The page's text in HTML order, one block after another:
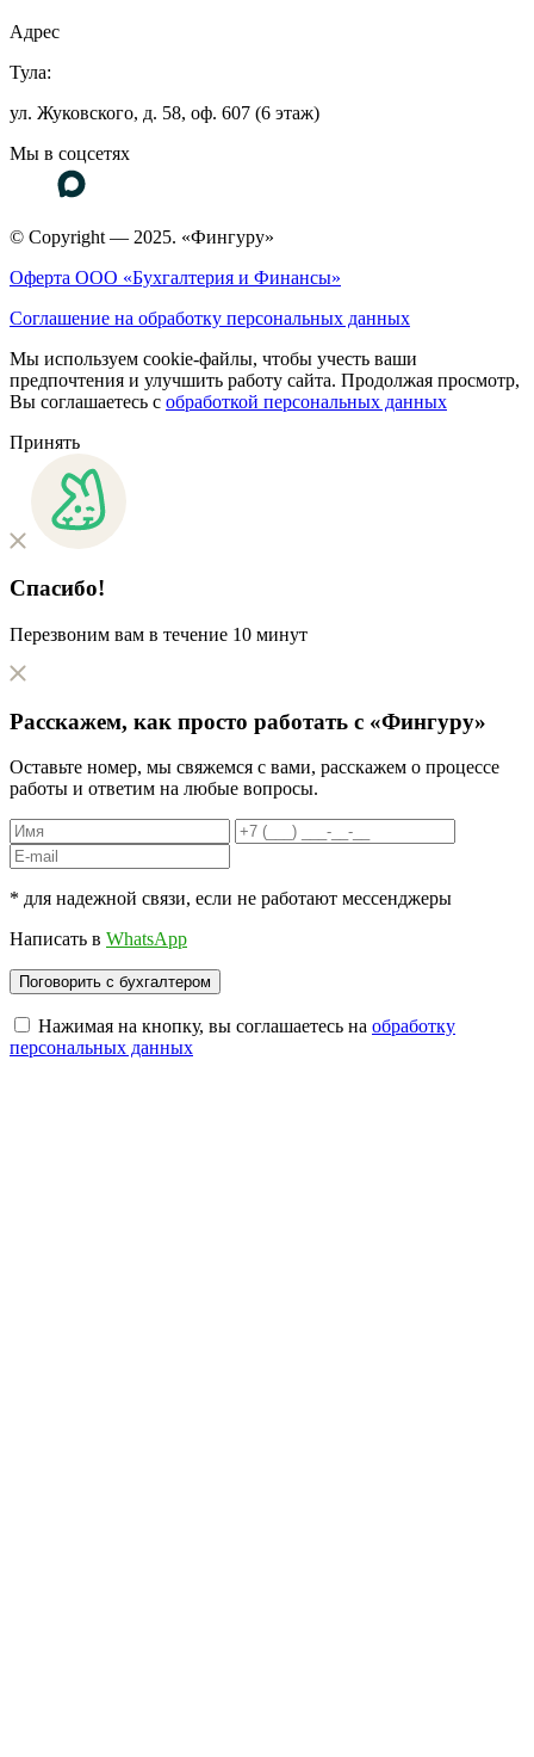
Адрес
Тула:
ул. Жуковского, д. 58, оф. 607 (6 этаж)
Мы в соцсетях
© Copyright — 2025. «Фингуру»
Оферта ООО «Бухгалтерия и Финансы»
Соглашение на обработку персональных данных
Мы используем cookie-файлы, чтобы учесть ваши
предпочтения и улучшить работу сайта. Продолжая просмотр,
Вы соглашаетесь с обработкой персональных данных
Принять
Спасибо!
Перезвоним вам в течение 10 минут
Расскажем, как просто работать с «Фингуру»
Оставьте номер, мы свяжемся с вами, расскажем о процессе
работы и ответим на любые вопросы.
* для надежной связи, если не работают мессенджеры
Написать в WhatsApp
Нажимая на кнопку, вы соглашаетесь на обработку
персональных данных